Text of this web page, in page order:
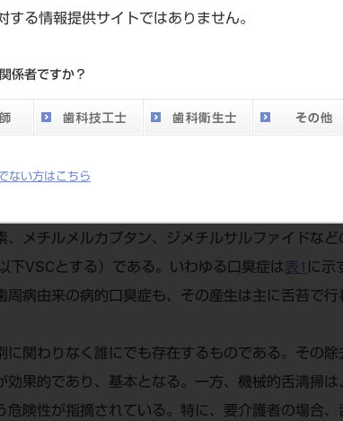
する情報提供サイトではありません。
係者ですか？
ない方はこちら
、メチルメルカプタン、ジメチルサルファイドな
VSCとする）である。いわゆる口臭症は表1
に
周病由来の病的口臭症も、その産生は主に舌苔で
に関わりなく誰にでも存在するものである。その
効果的であり、基本となる。一方、機械的舌清掃
危険性が指摘されている。特に、要介護者の場合